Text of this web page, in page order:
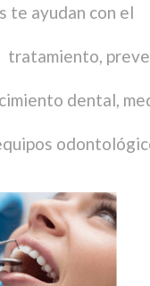
te ayudan con el
tratamiento,
dental,